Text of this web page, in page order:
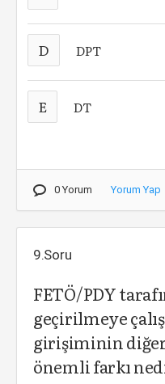
D DPT
E DT
0 Yorum Yorum Yap
9.Soru
FETÖ/PDY
geçirilmeye
girişiminin
önemli farkı